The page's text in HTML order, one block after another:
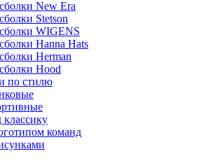
New Era
Stetson
WIGENS
Hanna Hats
Herman
Hood
по стилю
команд